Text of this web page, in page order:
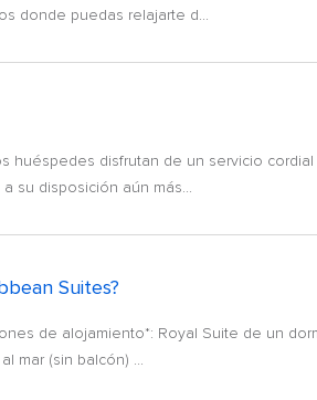
donde puedas relajarte d...
huéspedes disfrutan de un servicio
su disposición aún más...
Suites?
de alojamiento*: Royal Suite de un
mar (sin balcón) ...